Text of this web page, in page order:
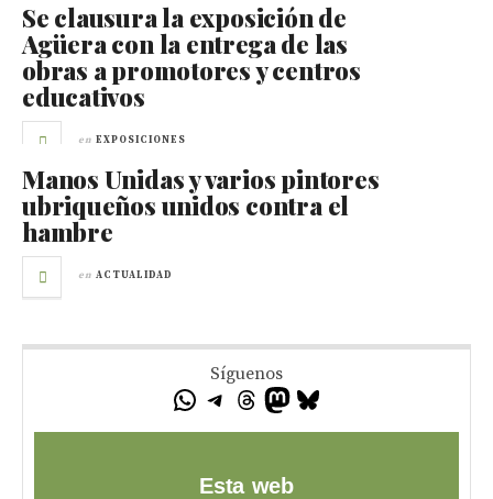
Se clausura la exposición de
Agüera con la entrega de las
obras a promotores y centros
educativos
en EXPOSICIONES
Manos Unidas y varios pintores
ubriqueños unidos contra el
hambre
en ACTUALIDAD
Síguenos
Esta web